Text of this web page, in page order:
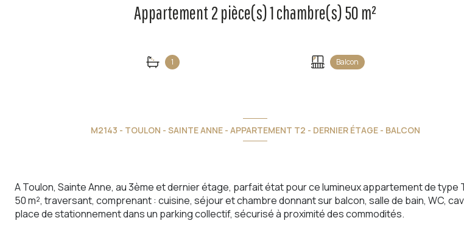
Appartement 2 pièce(s) 1 chambre(s) 50 m²
1 Balcon
M2143 - TOULON - SAINTE ANNE - APPARTEMENT T2 - DERNIER ÉTAGE - BALCON
A Toulon, Sainte Anne, au 3ème et dernier étage, parfait état pour ce lumineux appartement de type
50 m², traversant, comprenant : cuisine, séjour et chambre donnant sur balcon, salle de bain, WC,
place de stationnement dans un parking collectif, sécurisé à proximité des commodités.